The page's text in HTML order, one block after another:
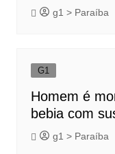
g1 > Paraíba
G1
Homem é
bebia com
g1 > Paraíba